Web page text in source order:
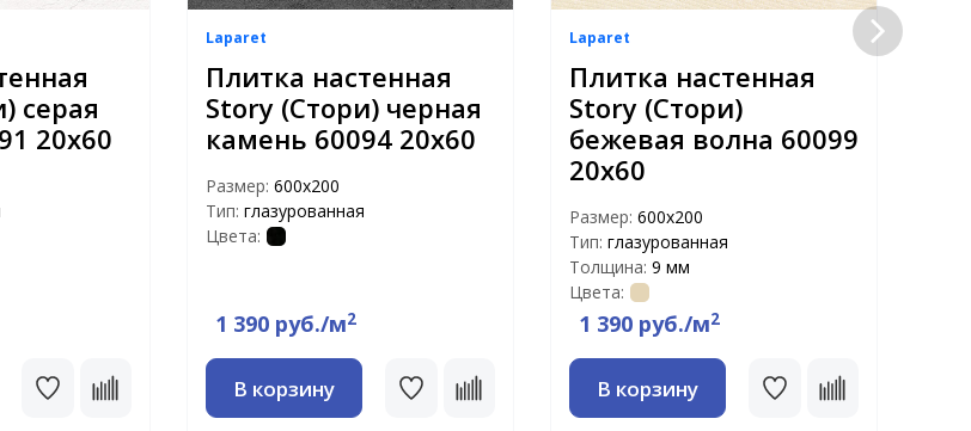
серая
20х60
Laparet
Плитка настенная
Story (Стори) черная
камень 60094 20х60
Размер: 600х200
Тип: глазурованная
Цвета:
1 390 руб./м2
В корзину
Laparet
Плитка настенная
Story (Стори)
бежевая волна 60099
20х60
Размер: 600х200
Тип: глазурованная
Толщина: 9 мм
Цвета:
1 390 руб./м2
В корзину